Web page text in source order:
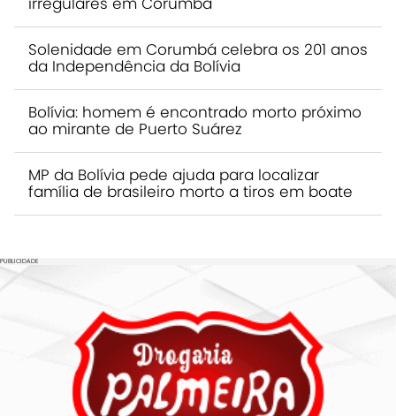
Solenidade em Corumbá celebra os 201 anos
da Independência da Bolívia
Bolívia: homem é encontrado morto próximo
ao mirante de Puerto Suárez
MP da Bolívia pede ajuda para localizar
família de brasileiro morto a tiros em boate
PUBLICIDADE